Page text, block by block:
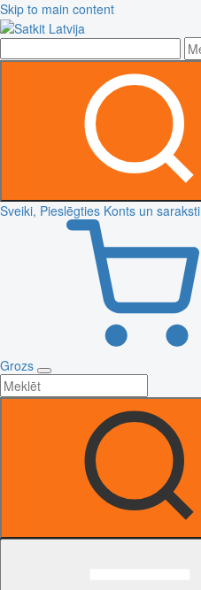
Skip to main content
Sveiki, Pieslēgties Konts un saraksti
Grozs